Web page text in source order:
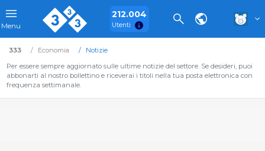
Menu
212.004
Utenti
333 Economia
Notizie
Per essere sempre aggiornato sulle ultime notizie del settore. Se desideri, puoi
abbonarti al nostro bollettino e riceverai i titoli nella tua posta elettronica con
frequenza settimanale.